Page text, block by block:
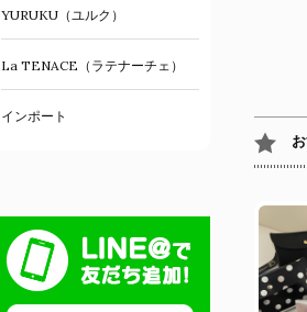
YURUKU（ユルク）
La TENACE（ラテナーチェ）
インポート